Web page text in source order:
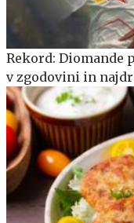
Rekord: Diomande
v zgodovini in